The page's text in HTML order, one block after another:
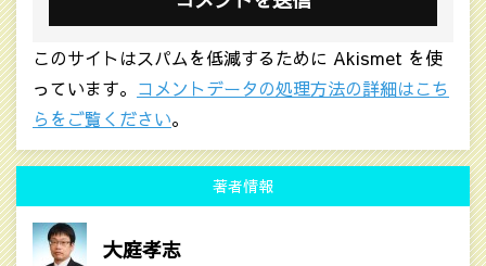
このサイトはスパムを低減するために Akismet を使
っています。 コメントデータの処理方法の詳細はこち
らをご覧ください。
著者情報
大庭孝志